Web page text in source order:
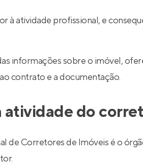
à atividade profissional, e
informações sobre o imóvel,
contrato e a documentação.
do
Corretores de Imóveis é o